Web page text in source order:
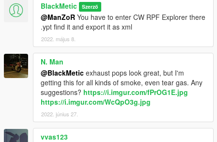
BlackMetic Szerző
@ManZoR You have to enter CW RPF Explorer there
.ypt find it and export it as xml
2022. május 8.
N. Man
@BlackMetic exhaust pops look great, but I'm
getting this for all kinds of smoke, even tear gas. Any
suggestions? https://i.imgur.com/fPrOG1E.jpg
https://i.imgur.com/WcQpO3g.jpg
2022. június 27.
vvas123